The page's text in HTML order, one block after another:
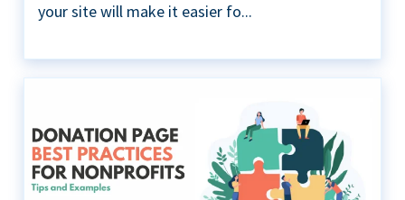
your site will make it easier fo...